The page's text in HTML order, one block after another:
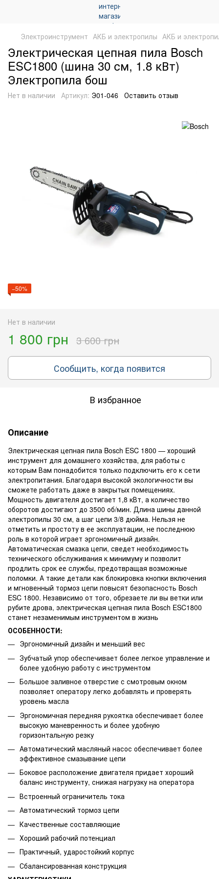
Электроинструмент АКБ и электропилы АКБ и
Электрическая цепная пила Bosch
ESC1800 (шина 30 см, 1.8 кВт)
Электропила бош
Нет в наличии Артикул: Э01-046 Оставить отзыв
−50%
Нет в наличии
1 800 грн 3 600 грн
Сообщить, когда появится
В избранное
Описание
Электрическая цепная пила Bosch ESC 1800 — хороший
инструмент для домашнего хозяйства, для работы с
которым Вам понадобится только подключить его к сети
электропитания. Благодаря высокой экологичности вы
сможете работать даже в закрытых помещениях.
Мощность двигателя достигает 1,8 кВт, а количество
оборотов достигают до 3500 об/мин. Длина шины данной
электропилы 30 см, а шаг цепи 3/8 дюйма. Нельзя не
отметить и простоту в ее эксплуатации, не последнюю
роль в которой играет эргономичный дизайн.
Автоматическая смазка цепи, сведет необходимость
технического обслуживания к минимуму и позволит
продлить срок ее службы, предотвращая возможные
поломки. А такие детали как блокировка кнопки включения
и мгновенный тормоз цепи повысят безопасность Bosch
ESC 1800. Независимо от того, обрезаете ли вы ветки или
рубите дрова, электрическая цепная пила Bosch ESC1800
станет незаменимым инструментом в жизнь
ОСОБЕННОСТИ:
Эргономичный дизайн и меньший вес
Зубчатый упор обеспечивает более легкое управление и
более удобную работу с инструментом
Большое заливное отверстие с смотровым окном
позволяет оператору легко добавлять и проверять
уровень масла
Эргономичная передняя рукоятка обеспечивает более
высокую маневренность и более удобную
горизонтальную резку
Автоматический масляный насос обеспечивает более
эффективное смазывание цепи
Боковое расположение двигателя придает хороший
баланс инструменту, снижая нагрузку на оператора
Встроенный ограничитель тока
Автоматический тормоз цепи
Качественные составляющие
Хороший рабочий потенциал
Практичный, ударостойкий корпус
Сбалансированная конструкция